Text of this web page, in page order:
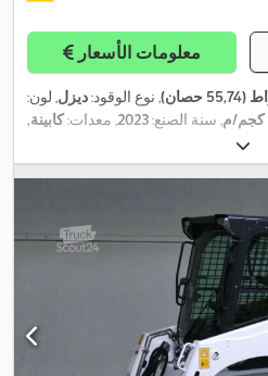
معلومات الأسعار
, نوع الوقود:ديزل, لون:
, سنة الصنع:2023 , معدات:كابينة,
مسارات مطاطية, مصابيح أمامية إضافية